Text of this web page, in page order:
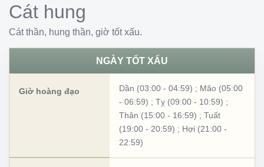
Cát hung
Cát thần, hung thần, giờ tốt xấu.
NGÀY TỐT XẤU
Giờ hoàng đạo Dần (03:00 - 04:59) ; Mão (05:00
- 06:59) ; Tỵ (09:00 - 10:59) ;
Thân (15:00 - 16:59) ; Tuất
(19:00 - 20:59) ; Hợi (21:00 -
22:59)